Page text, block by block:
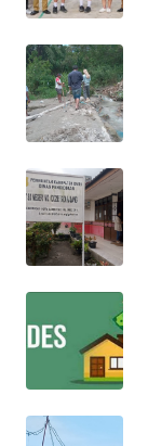
SPORT
WAHANA
UMKM
SELEB
WAHANA
PERSONA
OTOMOTIF
WAHANA
HEALTH